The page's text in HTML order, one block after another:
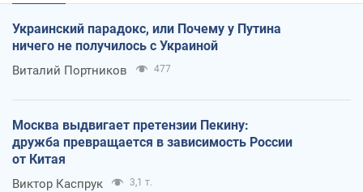
Украинский парадокс, или Почему у Путина
ничего не получилось с Украиной
Виталий Портников 477
Москва выдвигает претензии Пекину:
дружба превращается в зависимость России
от Китая
Виктор Каспрук 3,1 т.